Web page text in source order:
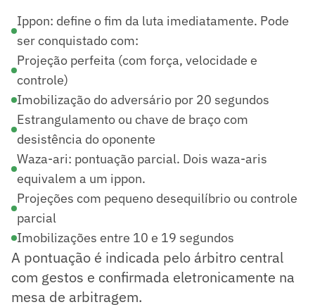
Ippon: define o fim da luta imediatamente. Pode
ser conquistado com:
Projeção perfeita (com força, velocidade e
controle)
Imobilização do adversário por 20 segundos
Estrangulamento ou chave de braço com
desistência do oponente
Waza-ari: pontuação parcial. Dois waza-aris
equivalem a um ippon.
Projeções com pequeno desequilíbrio ou controle
parcial
Imobilizações entre 10 e 19 segundos
A pontuação é indicada pelo árbitro central
com gestos e confirmada eletronicamente na
mesa de arbitragem.